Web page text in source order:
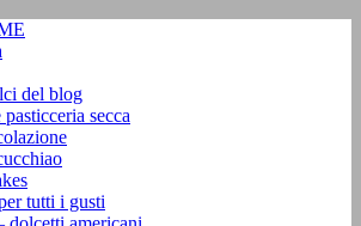
del blog
secca
tutti i gusti